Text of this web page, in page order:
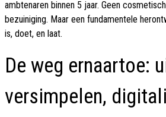
ambtenaren binnen 5 jaar. Geen
bezuiniging. Maar een fundamentele
is, doet, en laat.
De weg ernaartoe:
versimpelen,